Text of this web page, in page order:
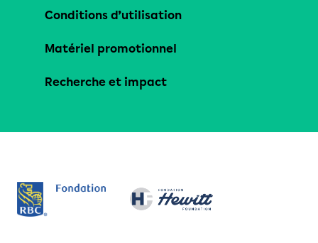
Conditions d’utilisation
Matériel promotionnel
Recherche et impact